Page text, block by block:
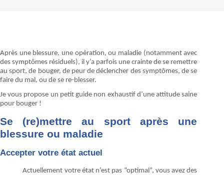
Après une blessure, une opération, ou maladie (notamment avec
des symptômes résiduels), il y’a parfois une crainte de se remettre
au sport, de bouger, de peur de déclencher des symptômes, de se
faire du mal, ou de se re-blesser.
Je vous propose un petit guide non exhaustif d’une attitude saine
pour bouger !
Se (re)mettre au sport après une
blessure ou maladie
Accepter votre état actuel
Actuellement votre état n’est pas “optimal”, vous avez des